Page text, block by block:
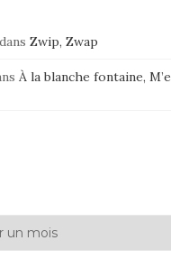
dans Zwip, Zwap
À la blanche fontaine,